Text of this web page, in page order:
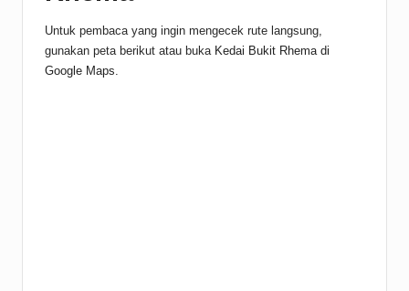
Untuk pembaca yang ingin mengecek rute langsung,
gunakan peta berikut atau buka Kedai Bukit Rhema di
Google Maps